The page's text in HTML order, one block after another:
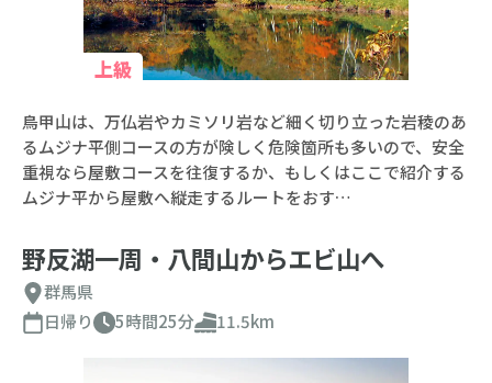
上級
鳥甲山は、万仏岩やカミソリ岩など細く切り立った岩稜のあ
るムジナ平側コースの方が険しく危険箇所も多いので、安全
重視なら屋敷コースを往復するか、もしくはここで紹介する
ムジナ平から屋敷へ縦走するルートをおす…
野反湖一周・八間山からエビ山へ
群馬県
日帰り
5時間25分 11.5km